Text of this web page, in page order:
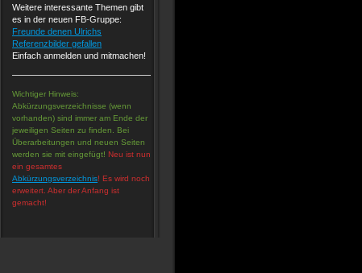
Weitere interessante Themen gibt
es in der neuen FB-Gruppe:
Freunde denen Ulrichs
Referenzbilder gefallen
Einfach anmelden und mitmachen!
Wichtiger Hinweis:
Abkürzungsverzeichnisse (wenn
vorhanden) sind immer am Ende der
jeweiligen Seiten zu finden. Bei
Überarbeitungen und neuen Seiten
werden sie mit eingefügt! Neu ist nun
ein gesamtes
Abkürzungsverzeichnis! Es wird noch
erweitert. Aber der Anfang ist
gemacht!